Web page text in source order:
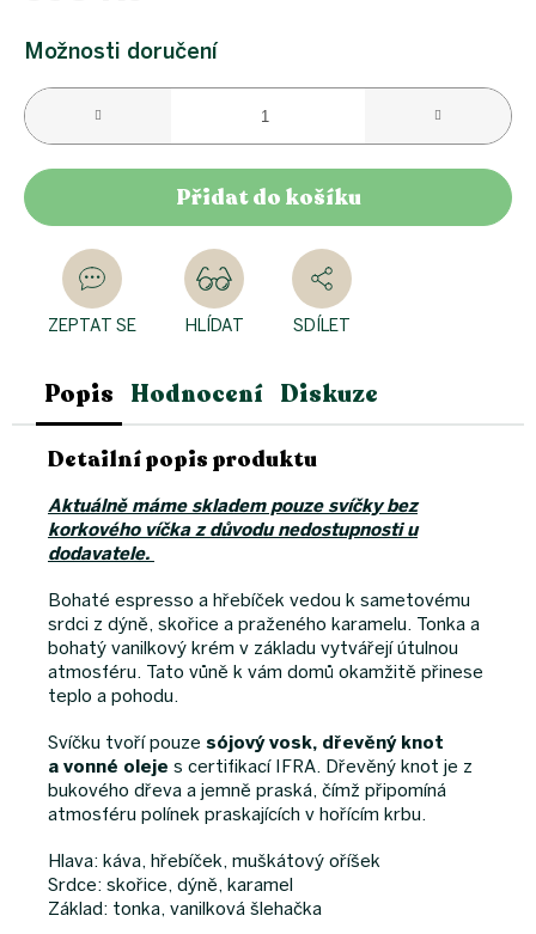
cena:
Možnosti doručení
Přidat do košíku
ZEPTAT SE HLÍDAT SDÍLET
Popis Hodnocení Diskuze
Detailní popis produktu
Aktuálně máme skladem pouze svíčky bez
korkového víčka z důvodu nedostupnosti u
dodavatele.
Bohaté espresso a hřebíček vedou k sametovému
srdci z dýně, skořice a praženého karamelu. Tonka a
bohatý vanilkový krém v základu vytvářejí útulnou
atmosféru. Tato vůně k vám domů okamžitě přinese
teplo a pohodu.
Svíčku tvoří pouze sójový vosk, dřevěný knot
a vonné oleje s certifikací IFRA. Dřevěný knot je z
bukového dřeva a jemně praská, čímž připomíná
atmosféru polínek praskajících v hořícím krbu.
Hlava: káva, hřebíček, muškátový oříšek
Srdce: skořice, dýně, karamel
Základ: tonka, vanilková šlehačka